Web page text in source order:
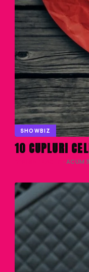
SHOWBIZ
10 CUPLURI
· ACUM